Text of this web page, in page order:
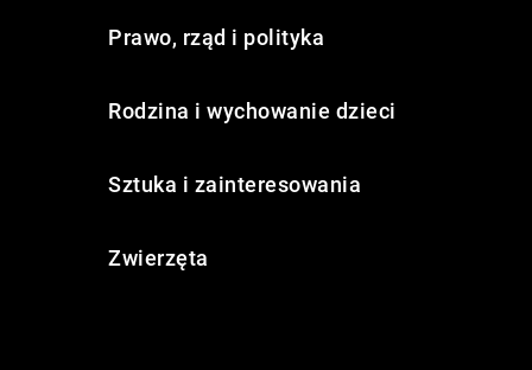
Prawo, rząd i polityka
Rodzina i wychowanie dzieci
Sztuka i zainteresowania
Zwierzęta